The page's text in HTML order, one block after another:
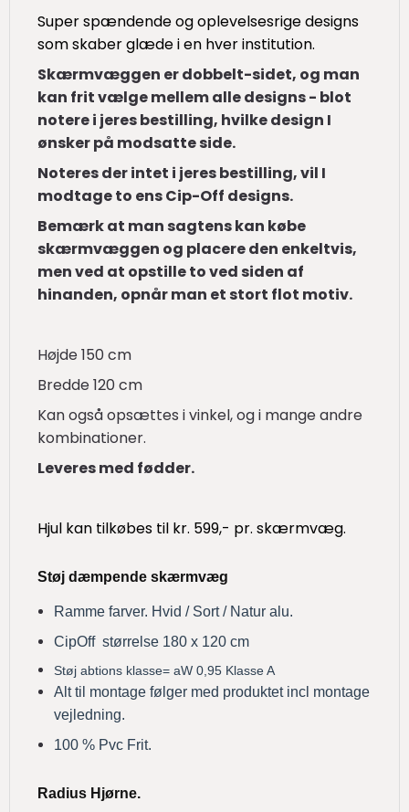
Super spændende og oplevelsesrige designs
som skaber glæde i en hver institution.
Skærmvæggen er dobbelt-sidet, og man
kan frit vælge mellem alle designs - blot
notere i jeres bestilling, hvilke design I
ønsker på modsatte side.
Noteres der intet i jeres bestilling, vil I
modtage to ens Cip-Off designs.
Bemærk at man sagtens kan købe
skærmvæggen og placere den enkeltvis,
men ved at opstille to ved siden af
hinanden, opnår man et stort flot motiv.
Højde 150 cm
Bredde 120 cm
Kan også opsættes i vinkel, og i mange andre
kombinationer.
Leveres med fødder.
Hjul kan tilkøbes til kr. 599,- pr. skærmvæg.
Støj dæmpende skærmvæg
Ramme farver. Hvid / Sort / Natur alu.
CipOff størrelse 180 x 120 cm
Støj abtions klasse= aW 0,95 Klasse A
Alt til montage følger med produktet incl montage
vejledning.
100 % Pvc Frit.
Radius Hjørne.